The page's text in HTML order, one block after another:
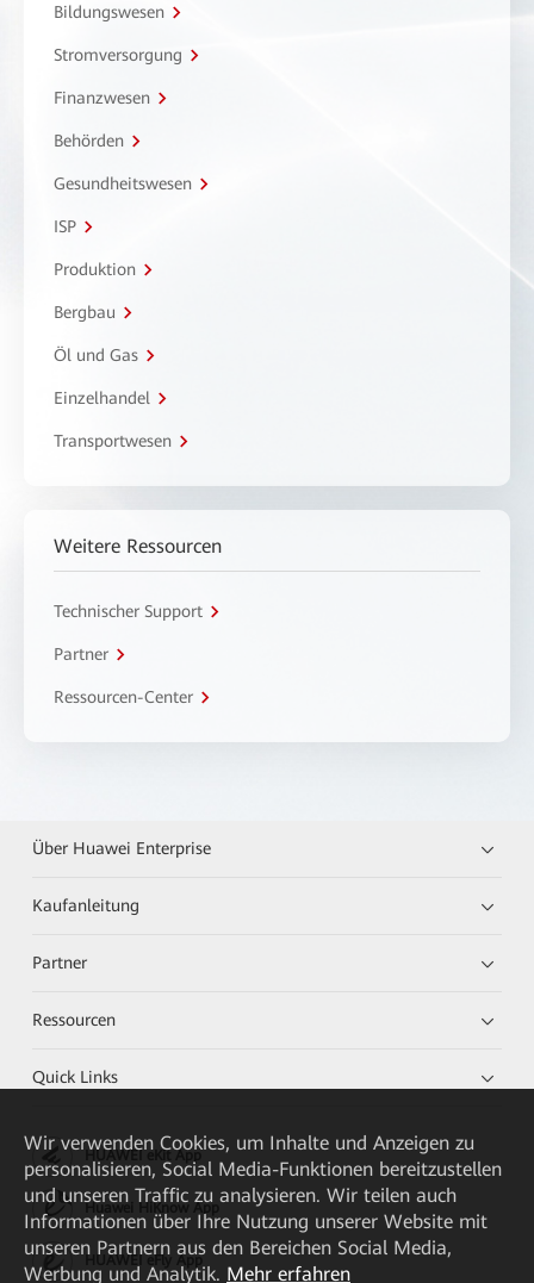
Bildungswesen
Stromversorgung
Finanzwesen
Behörden
Gesundheitswesen
ISP
Produktion
Bergbau
Öl und Gas
Einzelhandel
Transportwesen
Weitere Ressourcen
Technischer Support
Partner
Ressourcen-Center
Über Huawei Enterprise
Kaufanleitung
Partner
Ressourcen
Quick Links
HUAWEI eKit App
Huawei HiKnow App
HUAWEI eFly App
Wir verwenden Cookies, um Inhalte und Anzeigen zu
personalisieren, Social Media-Funktionen bereitzustellen
und unseren Traffic zu analysieren. Wir teilen auch
Informationen über Ihre Nutzung unserer Website mit
unseren Partnern aus den Bereichen Social Media,
Werbung und Analytik. Mehr erfahren